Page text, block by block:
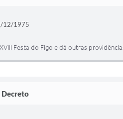
12/1975
Festa do Figo e dá outras
Decreto